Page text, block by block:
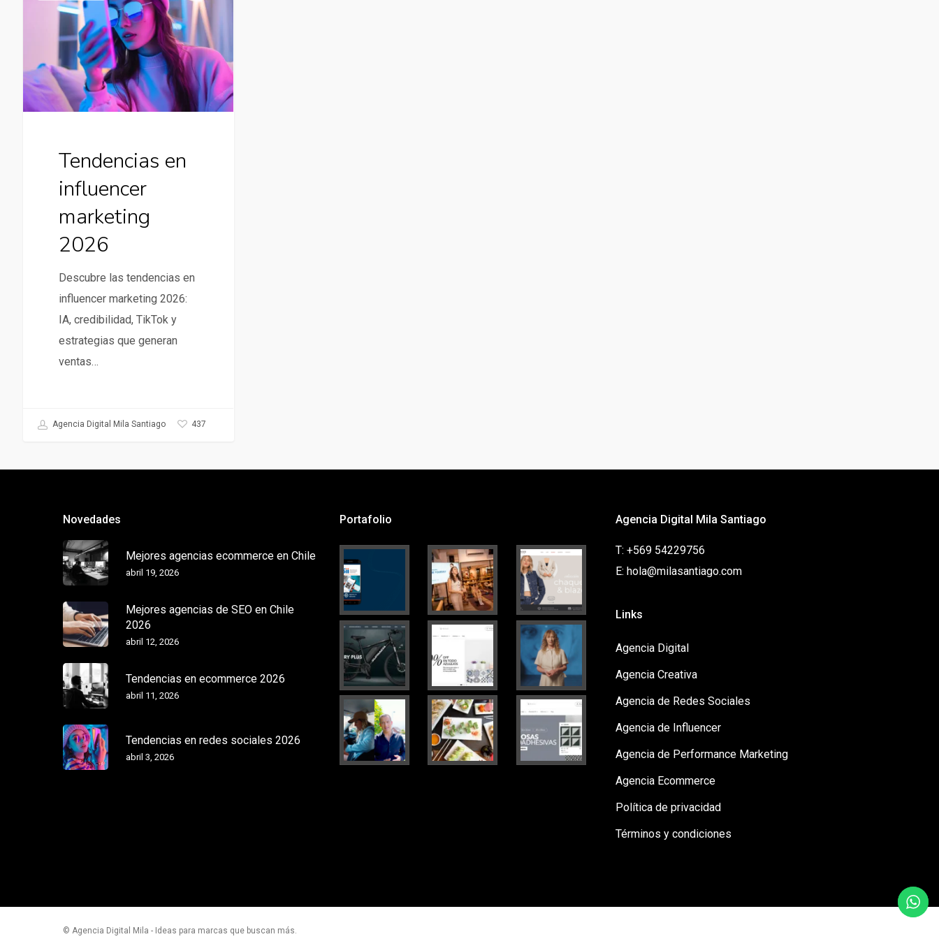
marketing
2026
Tendencias en
influencer
marketing
2026
Descubre las tendencias en
influencer marketing 2026:
IA, credibilidad, TikTok y
estrategias que generan
ventas…
Agencia Digital Mila Santiago 437
Novedades
Mejores agencias ecommerce en Chile
abril 19, 2026
Mejores agencias de SEO en Chile
2026
abril 12, 2026
Tendencias en ecommerce 2026
abril 11, 2026
Tendencias en redes sociales 2026
abril 3, 2026
Portafolio Agencia Digital Mila Santiago
T: +569 54229756
E: hola@milasantiago.com
Links
Agencia Digital
Agencia Creativa
Agencia de Redes Sociales
Agencia de Influencer
Agencia de Performance Marketing
Agencia Ecommerce
Política de privacidad
Términos y condiciones
© Agencia Digital Mila - Ideas para marcas que buscan más.